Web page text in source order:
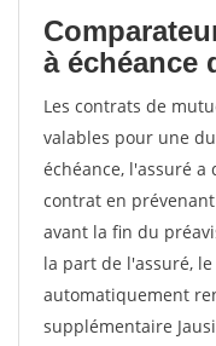
à échéance
Les contrats de
valables pour une
échéance, l'assuré
contrat en
avant la fin du
la part de l'assuré,
automatiquement
supplémentaire